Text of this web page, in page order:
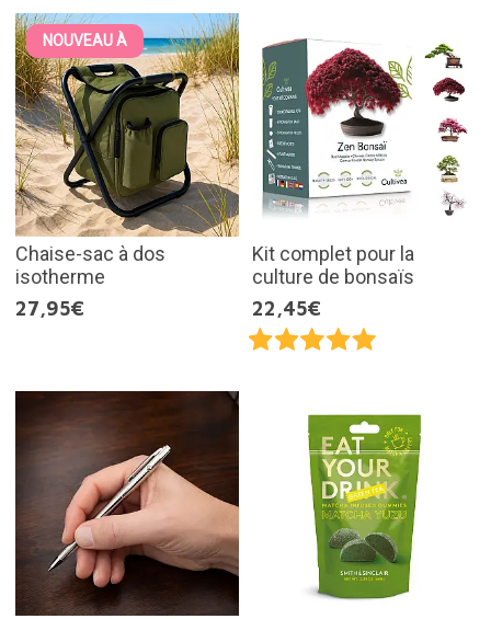
NOUVEAU À
Chaise-sac à dos
isotherme
27,95€
Kit complet pour la
culture de bonsaïs
22,45€